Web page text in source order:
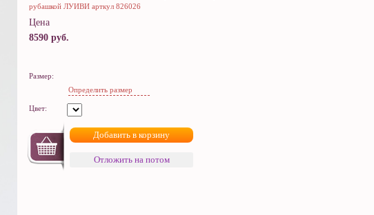
рубашкой ЛУИВИ арткул 826026
Цена
8590 руб.
Размер:
Определить размер
Цвет: